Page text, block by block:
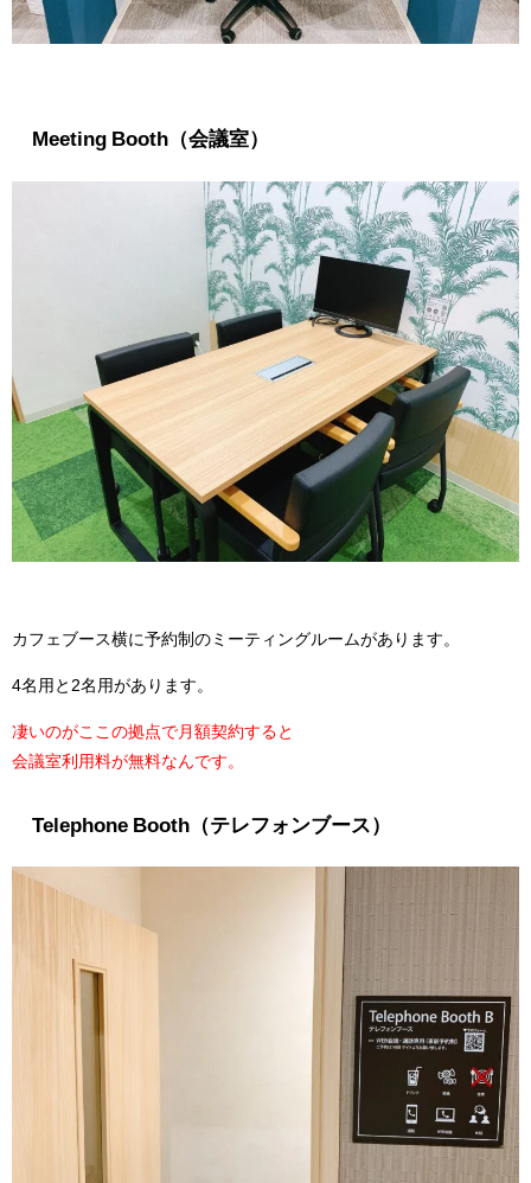
Meeting Booth（会議室）
カフェブース横に予約制のミーティングルームがあります。
4名用と2名用があります。
凄いのがここの拠点で月額契約すると
会議室利用料が無料なんです。
Telephone Booth（テレフォンブース）